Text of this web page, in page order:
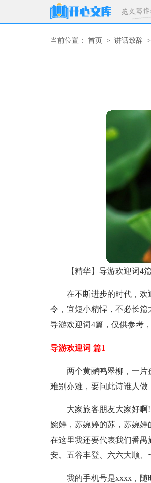
当前位置： 首页 > 讲话致辞 >
【精华】导游欢迎词4篇
在不断进步的时代，
令，宜短小精悍，不必长
导游欢迎词4篇，仅供参考
导游欢迎词 篇1
两个黄鹂鸣翠柳，一
难别亦难，要问此诗谁人做
大家旅客朋友大家好
婉婷，苏婉婷的苏，苏婉婷
在这里我还要代表我们番
安、五谷丰登、六六大顺
我的手机号是xxxx，